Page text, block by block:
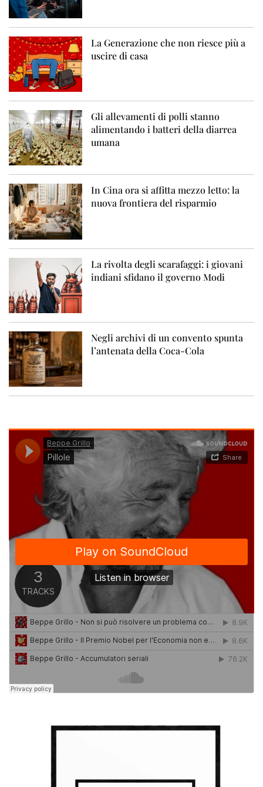
La Generazione che non riesce più a
uscire di casa
Gli allevamenti di polli stanno
alimentando i batteri della diarrea
umana
In Cina ora si affitta mezzo letto: la
nuova frontiera del risparmio
La rivolta degli scarafaggi: i giovani
indiani sfidano il governo Modi
Negli archivi di un convento spunta
l’antenata della Coca-Cola